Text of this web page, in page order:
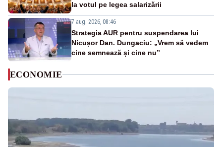
la votul pe legea salarizării
7 aug. 2026, 08:46
Strategia AUR pentru suspendarea lui
Nicușor Dan. Dungaciu: „Vrem să vedem
cine semnează și cine nu”
ECONOMIE